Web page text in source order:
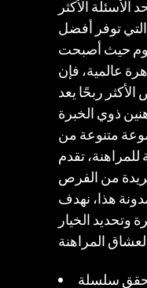
الأسئلة الأكثر
توفر أفضل
حيث أصبحت
عالمية، فإن
ربحًا يعد
ذوي الخبرة
متنوعة من
للمراهنة، تقدم
من الفرص
هذا، نهدف
وتحديد الخيار
تحقق سلسلة